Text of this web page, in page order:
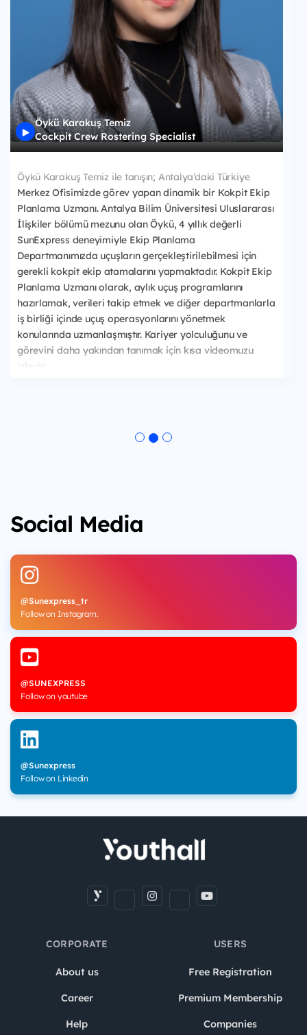
Öykü Karakuş Temiz
Cockpit Crew Rostering Specialist
Öykü Karakuş Temiz ile tanışın; Antalya’daki Türkiye
Merkez Ofisimizde görev yapan dinamik bir Kokpit Ekip
Planlama Uzmanı. Antalya Bilim Üniversitesi Uluslararası
İlişkiler bölümü mezunu olan Öykü, 4 yıllık değerli
SunExpress deneyimiyle Ekip Planlama
Departmanımızda uçuşların gerçekleştirilebilmesi için
gerekli kokpit ekip atamalarını yapmaktadır. Kokpit Ekip
Planlama Uzmanı olarak, aylık uçuş programlarını
hazırlamak, verileri takip etmek ve diğer departmanlarla
iş birliği içinde uçuş operasyonlarını yönetmek
konularında uzmanlaşmıştır. Kariyer yolculuğunu ve
görevini daha yakından tanımak için kısa videomuzu
izleyin.
Social Media
@Sunexpress_tr
Follow on Instagram.
@SUNEXPRESS
Follow on youtube
@Sunexpress
Follow on Linkedin
CORPORATE
About us
Career
Help
USERS
Free Registration
Premium Membership
Companies